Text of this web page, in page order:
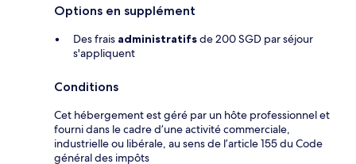
Options en supplément
Des frais administratifsde 200 SGD par séjour
s'appliquent
Conditions
Cet hébergement est géré par un hôte professionnel et
fourni dans le cadre d’une activité commerciale,
industrielle ou libérale, au sens de l’article 155 du Code
général des impôts